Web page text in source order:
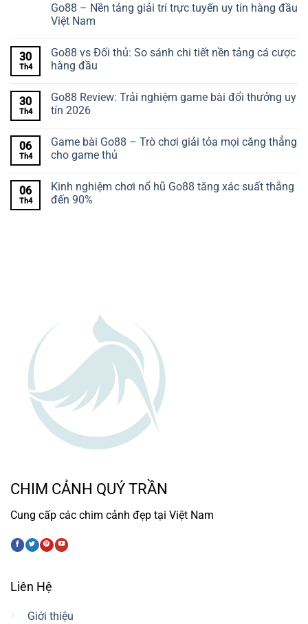
Go88 – Nền tảng giải trí trực tuyến uy tín hàng đầu
Việt Nam
30
Th4
Go88 vs Đối thủ: So sánh chi tiết nền tảng cá cược
hàng đầu
30
Th4
Go88 Review: Trải nghiệm game bài đổi thưởng uy
tín 2026
06
Th4
Game bài Go88 – Trò chơi giải tỏa mọi căng thẳng
cho game thủ
06
Th4
Kinh nghiệm chơi nổ hũ Go88 tăng xác suất thắng
đến 90%
CHIM CẢNH QUÝ TRẦN
Cung cấp các chim cảnh đẹp tại Việt Nam
Liên Hệ
Giới thiệu